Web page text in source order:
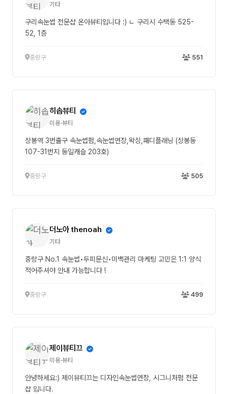
기타
구리속눈썹 전문샵 온아뷰티입니다 :) ㄴ 구리시 수택동 525-
52, 1층
중랑구 551
히솝뷰티
미용·뷰티
상봉역 3번출구 속눈썹펌,속눈썹연장,왁싱,패디플래닝 (상봉동
107-31번지 동일캐슬 203호)
중랑구 505
더노아 thenoah
기타
중랑구 No.1 속눈썹•두피문신•미백관리 마케팅 고민은 1:1 양식
적어주셔야 안내 가능합니다 !
중랑구 499
제이뷰티끄
미용·뷰티
안녕하세요:) 제이뷰티끄는 디자인속눈썹연장, 시그니처펌 전문
샵 입니다.